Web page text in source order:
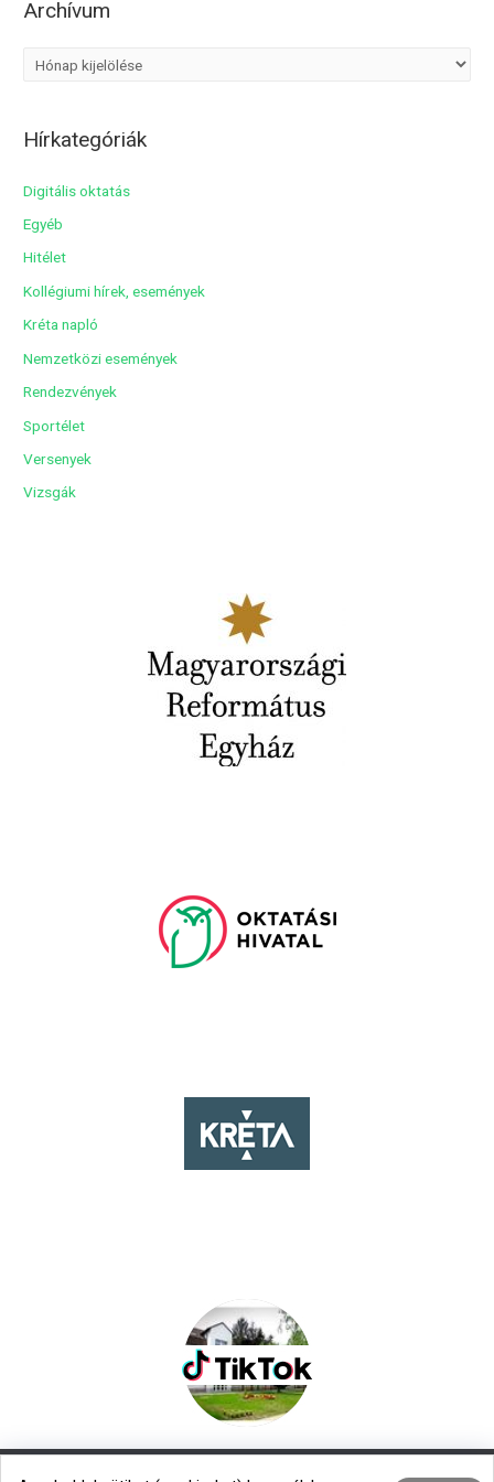
Archívum
hHírkategóriák
Digitális oktatás
Egyéb
Hitélet
Kollégiumi hírek, események
Kréta napló
Nemzetközi események
Rendezvények
Sportélet
Versenyek
Vizsgák